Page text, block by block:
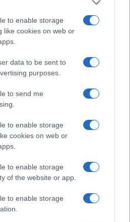
to enable storage
like cookies on web or
data to be sent to
purposes.
to send me
to enable storage
cookies on web or
to enable storage
of the website or app.
to enable storage
erano passati, dal 2008 al
350 mld di euro (200
15 miliardi, mentre il totale
di 55 mld. La qualità del
una ossessione e la
le banche, per
a cedere decine e decine
rimborsati a società di
il problema dal
Le fusioni e le
casi necessarie per evitare
del settore, in
nette e chiare della Banca